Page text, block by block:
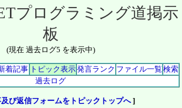
プログラミング道掲示
板
(現在 過去ログ5 を表示中)
着記事 トピック表示発言ランク ファイル一覧 検索
過去ログ
び返信フォームをトピックトップへ]